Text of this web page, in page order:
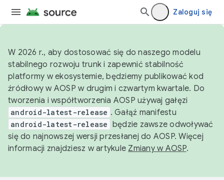
Zaloguj się
W 2026 r., aby dostosować się do naszego modelu
stabilnego rozwoju trunk i zapewnić stabilność
platformy w ekosystemie, będziemy publikować kod
źródłowy w AOSP w drugim i czwartym kwartale. Do
tworzenia i współtworzenia AOSP używaj gałęzi
android-latest-release . Gałąź manifestu
android-latest-release będzie zawsze odwoływać
się do najnowszej wersji przesłanej do AOSP. Więcej
informacji znajdziesz w artykule Zmiany w AOSP.